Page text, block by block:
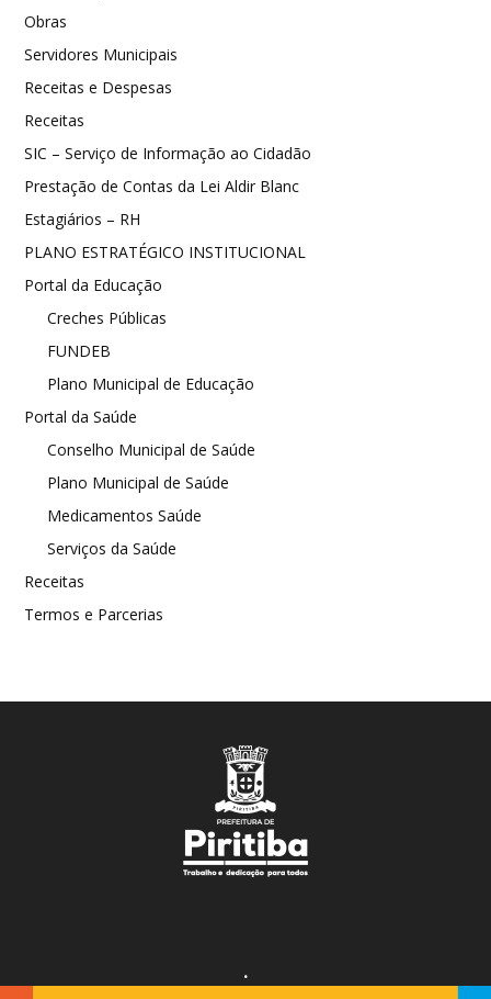
Obras
Servidores Municipais
Receitas e Despesas
Receitas
SIC – Serviço de Informação ao Cidadão
Prestação de Contas da Lei Aldir Blanc
Estagiários – RH
PLANO ESTRATÉGICO INSTITUCIONAL
Portal da Educação
Creches Públicas
FUNDEB
Plano Municipal de Educação
Portal da Saúde
Conselho Municipal de Saúde
Plano Municipal de Saúde
Medicamentos Saúde
Serviços da Saúde
Receitas
Termos e Parcerias
.